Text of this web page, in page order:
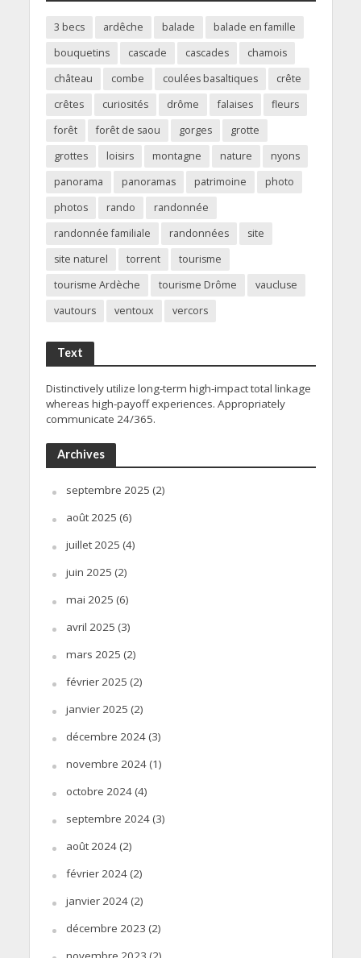
3 becs ardêche balade
balade en famille
bouquetins
cascade cascades
chamois
château
combe coulées basaltiques
crête
crêtes
curiosités drôme falaises
fleurs
forêt
forêt de saou gorges
grotte
grottes
loisirs montagne nature
nyons
panorama
panoramas patrimoine
photo
photos
rando
randonnée
randonnée familiale
randonnées
site
site naturel
torrent
tourisme
tourisme Ardèche
tourisme Drôme
vaucluse
vautours
ventoux vercors
Text
Distinctively utilize long-term high-impact total linkage
whereas high-payoff experiences. Appropriately
communicate 24/365.
Archives
septembre 2025 (2)
août 2025 (6)
juillet 2025 (4)
juin 2025 (2)
mai 2025 (6)
avril 2025 (3)
mars 2025 (2)
février 2025 (2)
janvier 2025 (2)
décembre 2024(3)
novembre 2024(1)
octobre 2024(4)
septembre 2024(3)
août 2024(2)
février 2024(2)
janvier 2024(2)
décembre 2023 (2)